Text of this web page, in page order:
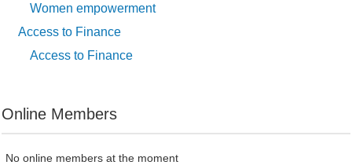
Women empowerment
Access to Finance
Access to Finance
Online Members
No online members at the moment